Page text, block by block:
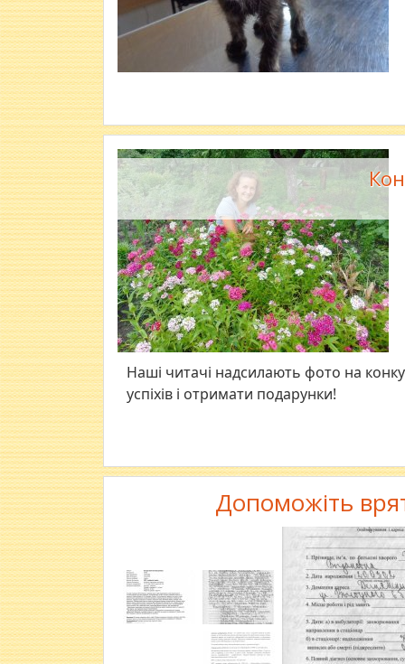
Наші читачі надсилають фото на
успіхів і отримати подарунки!
Допоможіть